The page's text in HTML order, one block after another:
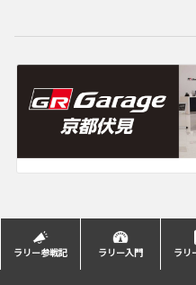
ラリー参戦記 ラリー入門 ラリ